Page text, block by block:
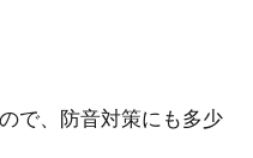
が起こる原因
で、防音対策にも多少